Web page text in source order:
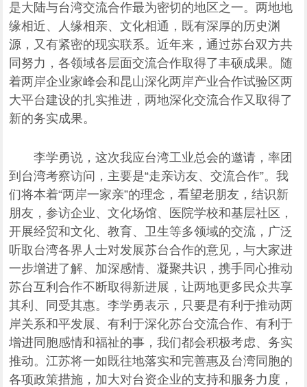
是大陆与台湾交流合作最为密切的地区之一。两地地
缘相近、人缘相亲、文化相通，既有深厚的历史渊
源，又有紧密的现实联系。近年来，通过苏台双方共
同努力，各领域各层面交流合作取得了丰硕成果。随
着两岸企业家峰会和昆山深化两岸产业合作试验区两
大平台建设的扎实推进，两地深化交流合作又取得了
新的务实成果。
李学勇说，这次我应台湾工业总会的邀请，率团
到台湾考察访问，主要是“走亲访友、交流合作”。我
们将本着“两岸一家亲”的理念，看望老朋友，结识新
朋友，参访企业、文化场馆、医院学校和基层社区，
开展经贸和文化、教育、卫生等多领域的交流，广泛
听取台湾各界人士对发展苏台合作的意见，与大家进
一步增进了解、加深感情、凝聚共识，携手同心推动
苏台互利合作不断取得新进展，让两地更多民众共享
其利、同受其惠。李学勇表示，只要是有利于推动两
岸关系和平发展、有利于深化苏台交流合作、有利于
增进同胞感情和福祉的事，我们都会积极考虑、务实
推动。江苏将一如既往地落实和完善惠及台湾同胞的
各项政策措施，加大对台资企业的支持和服务力度，